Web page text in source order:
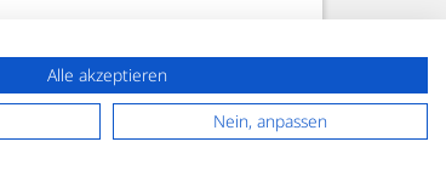
Alle akzeptieren
Nein, anpassen